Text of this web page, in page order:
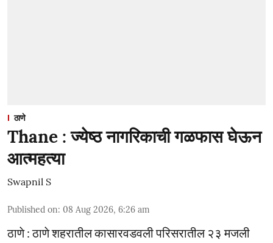
ठाणे
Thane : ज्येष्ठ नागरिकाची गळफास घेऊन
आत्महत्या
Swapnil S
Published on: 08 Aug 2026, 6:26 am
ठाणे : ठाणे शहरातील कासारवडवली परिसरातील २३ मजली